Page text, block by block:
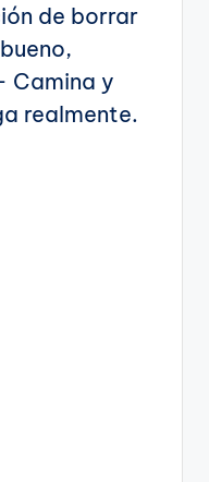
de borrar
Camina y
realmente.